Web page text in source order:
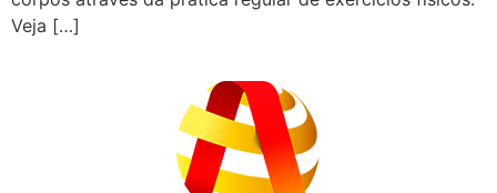
Veja […]